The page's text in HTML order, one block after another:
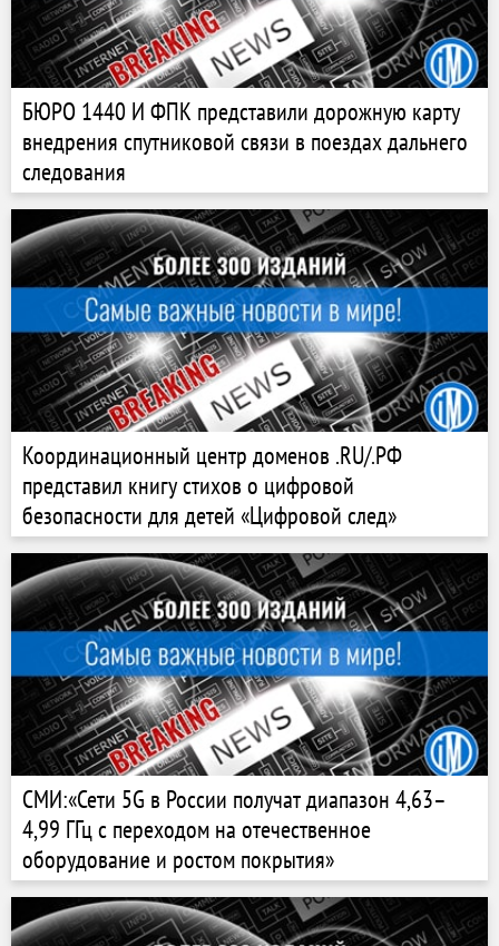
БЮРО 1440 И ФПК представили дорожную карту
внедрения спутниковой связи в поездах дальнего
следования
Координационный центр доменов .RU/.РФ
представил книгу стихов о цифровой
безопасности для детей «Цифровой след»
СМИ:«Сети 5G в России получат диапазон 4,63–
4,99 ГГц с переходом на отечественное
оборудование и ростом покрытия»